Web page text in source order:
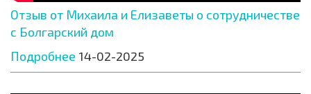
Отзыв от Михаила и Елизаветы о сотрудничестве
с Болгарский дом
Подробнее 14-02-2025